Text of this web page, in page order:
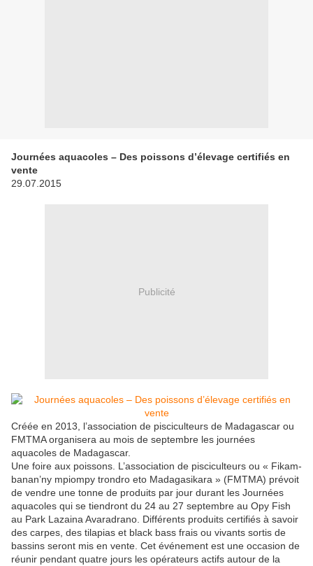
Journées aquacoles – Des poissons d’élevage certifiés en
vente
29.07.2015
Publicité
Créée en 2013, l’association de pisciculteurs de Madagascar ou
FMTMA organisera au mois de septembre les journées
aquacoles de Madagascar.
Une foire aux poissons. L’as­sociation de pisciculteurs ou « Fikam­
banan’ny mpiompy trondro eto Madagasikara » (FMTMA) prévoit
de vendre une tonne de produits par jour durant les Journées
aquacoles qui se tiendront du 24 au 27 septembre au Opy Fish
au Park Lazaina Avaradrano. Différents produits certifiés à savoir
des carpes, des tilapias et black bass frais ou vivants sortis de
bassins seront mis en vente. Cet événement est une occasion de
réunir pendant quatre jours les opérateurs actifs autour de la